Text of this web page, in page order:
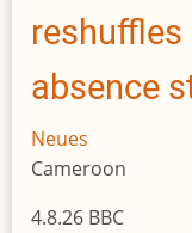
absence
Neues
Cameroon
4.8.26 BBC